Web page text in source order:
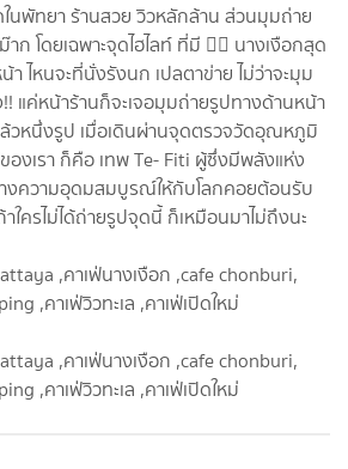
ในพัทยา ร้านสวย วิวหลักล้าน ส่วนมุมถ่าย
ก โดยเฉพาะจุดไฮไลท์ ที่มี 🧜‍♀️ นางเงือกสุด
ไหนจะที่นั่งรังนก เปลตาข่าย ไม่ว่าจะมุม
แค่หน้าร้านก็จะเจอมุมถ่ายรูปทางด้านหน้า
ล้วหนึ่งรูป เมื่อเดินผ่านจุดตรวจวัดอุณหภูมิ
ของเรา ก็คือ เทพ Te- Fiti ผู้ซึ่งมีพลังแห่ง
งความอุดมสมบูรณ์ให้กับโลกคอยต้อนรับ
ใครไม่ได้ถ่ายรูปจุดนี้ ก็เหมือนมาไม่ถึงนะ